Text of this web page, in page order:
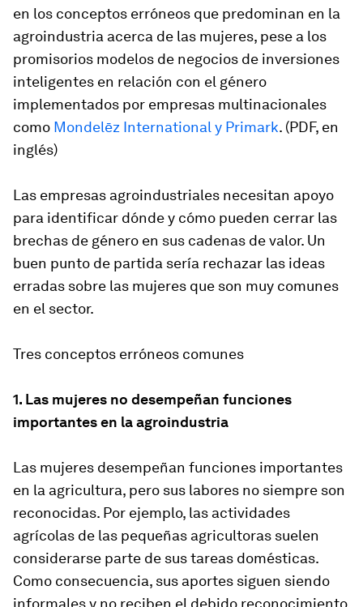
en los conceptos erróneos que predominan en la
agroindustria acerca de las mujeres, pese a los
promisorios modelos de negocios de inversiones
inteligentes en relación con el género
implementados por empresas multinacionales
como Mondelēz International y Primark. (PDF, en
inglés)
Las empresas agroindustriales necesitan apoyo
para identificar dónde y cómo pueden cerrar las
brechas de género en sus cadenas de valor. Un
buen punto de partida sería rechazar las ideas
erradas sobre las mujeres que son muy comunes
en el sector.
Tres conceptos erróneos comunes
1. Las mujeres no desempeñan funciones
importantes en la agroindustria
Las mujeres desempeñan funciones importantes
en la agricultura, pero sus labores no siempre son
reconocidas. Por ejemplo, las actividades
agrícolas de las pequeñas agricultoras suelen
considerarse parte de sus tareas domésticas.
Como consecuencia, sus aportes siguen siendo
informales y no reciben el debido reconocimiento.